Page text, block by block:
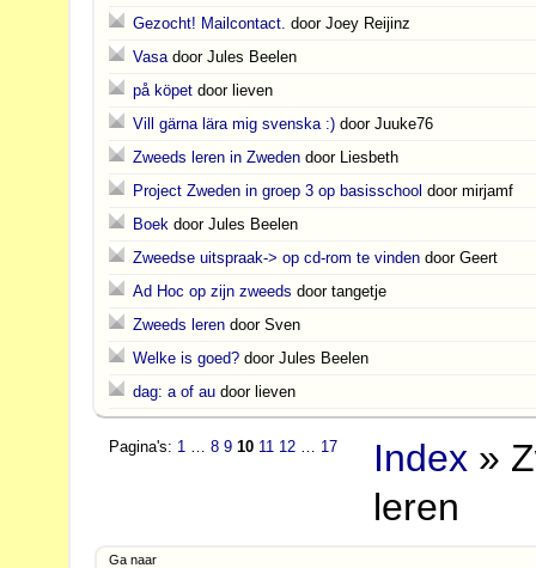
Gezocht! Mailcontact. door Joey Reijinz
Vasa door Jules Beelen
på köpet door lieven
Vill gärna lära mig svenska :) door Juuke76
Zweeds leren in Zweden door Liesbeth
Project Zweden in groep 3 op basisschool door mirjamf
Boek door Jules Beelen
Zweedse uitspraak-> op cd-rom te vinden door Geert
Ad Hoc op zijn zweeds door tangetje
Zweeds leren door Sven
Welke is goed? door Jules Beelen
dag: a of au door lieven
Pagina's: 1 …8 9 10 11 12 … 17 Index »
leren
Ga naar